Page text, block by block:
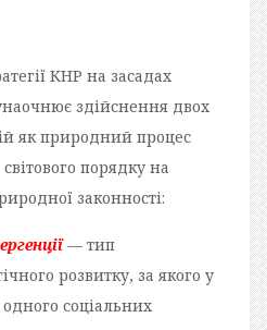
КНР на засадах
здійснення двох
як природний процес
порядку на
законності:
— тип
розвитку, за якого у
соціальних